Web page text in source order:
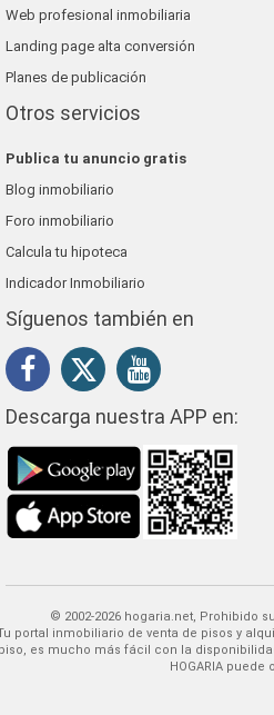
Web profesional inmobiliaria
Landing page alta conversión
Planes de publicación
Otros servicios
Publica tu anuncio gratis
Blog inmobiliario
Foro inmobiliario
Calcula tu hipoteca
Indicador Inmobiliario
Síguenos también en
Descarga nuestra APP en:
© 2002-2026 hogaria.net, Prohibido
Encontrar tu casa o
es mucho más fácil con la
HOGARIA puede